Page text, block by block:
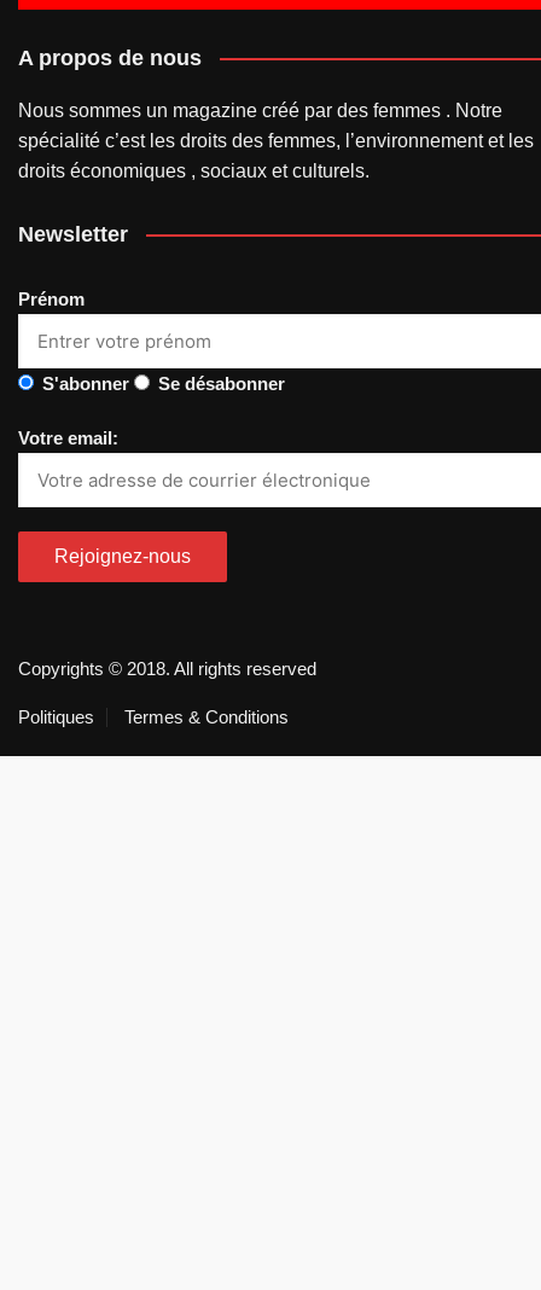
A propos de nous
Nous sommes un magazine créé par des femmes . Notre
spécialité c’est les droits des femmes, l’environnement et les
droits économiques , sociaux et culturels.
Newsletter
Prénom
S'abonner Se désabonner
Votre email:
Copyrights © 2018. All rights reserved
Politiques Termes & Conditions